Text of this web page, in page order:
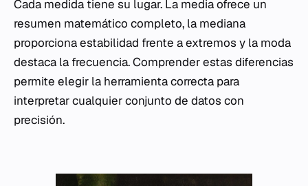
Cada medida tiene su lugar. La media ofrece un
resumen matemático completo, la mediana
proporciona estabilidad frente a extremos y la moda
destaca la frecuencia. Comprender estas diferencias
permite elegir la herramienta correcta para
interpretar cualquier conjunto de datos con
precisión.